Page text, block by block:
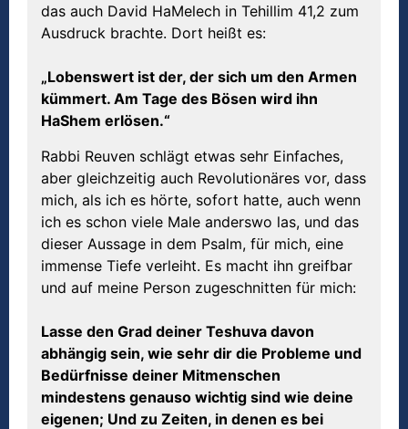
das auch David HaMelech in Tehillim 41,2 zum
Ausdruck brachte. Dort heißt es:
„Lobenswert ist der, der sich um den Armen
kümmert. Am Tage des Bösen wird ihn
HaShem erlösen.“
Rabbi Reuven schlägt etwas sehr Einfaches,
aber gleichzeitig auch Revolutionäres vor, dass
mich, als ich es hörte, sofort hatte, auch wenn
ich es schon viele Male anderswo las, und das
dieser Aussage in dem Psalm, für mich, eine
immense Tiefe verleiht. Es macht ihn greifbar
und auf meine Person zugeschnitten für mich:
Lasse den Grad deiner Teshuva davon
abhängig sein, wie sehr dir die Probleme und
Bedürfnisse deiner Mitmenschen
mindestens genauso wichtig sind wie deine
eigenen; Und zu Zeiten, in denen es bei